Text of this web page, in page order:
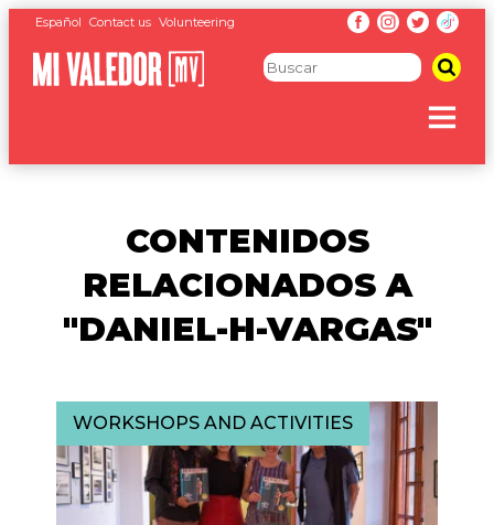
Español Contact us Volunteering
CONTENIDOS
RELACIONADOS A
"DANIEL-H-VARGAS"
WORKSHOPS AND ACTIVITIES